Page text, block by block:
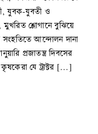
যুবক-যুবতী ও
মুখরিত শ্লোগানে বুঝিয়ে
সংহতিতে আন্দোলন দানা
প্রজাতন্ত্র দিবসের
যে ট্রাক্টর […]